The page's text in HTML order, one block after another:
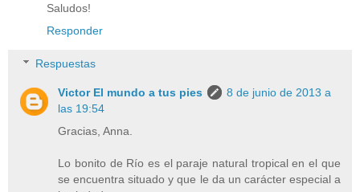
Saludos!
Responder
Respuestas
Victor El mundo a tus pies
8 de junio de 2013 a
las 19:54
Gracias, Anna.
Lo bonito de Río es el paraje natural tropical en el que
se encuentra situado y que le da un carácter especial a